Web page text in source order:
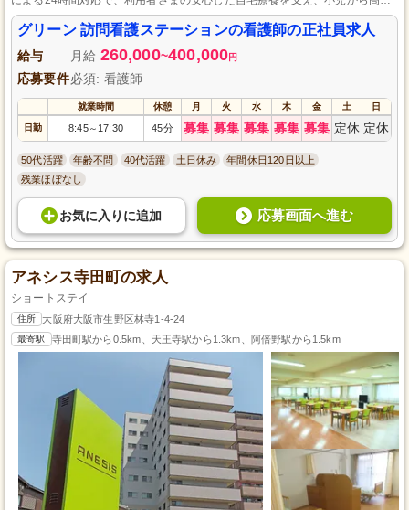
者までこころづかいの看護を提供しております。
グリーン 訪問看護ステーションの看護師の正社員求人
給与 月給 260,000~400,000円
応募要件必須: 看護師
就業時間 休憩 月 火 水 木 金 土 日
日勤 8:45～ 17:30 45分 募集 募集 募集 募集 募集 定休 定休
50代活躍 年齢不問 40代活躍 土日休み
年間休日120日以上
残業ほぼなし
お気に入り に追加 応募画面へ進む
アネシス寺田町の求人
ショートステイ
住所 大阪府大阪市生野区林寺1-4-24
最寄駅 寺田町駅から0.5km、天王寺駅から1.3km、阿倍野駅から1.5km